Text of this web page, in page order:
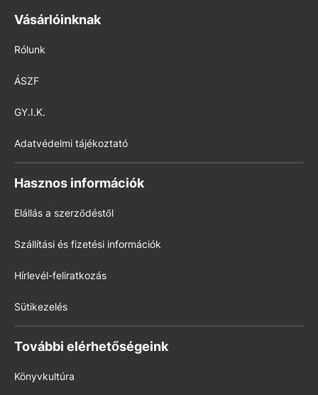
Vásárlóinknak
Rólunk
ÁSZF
GY.I.K.
Adatvédelmi tájékoztató
Hasznos információk
Elállás a szerződéstől
Szállítási és fizetési információk
Hírlevél-feliratkozás
Sütikezelés
További elérhetőségeink
Könyvkultúra